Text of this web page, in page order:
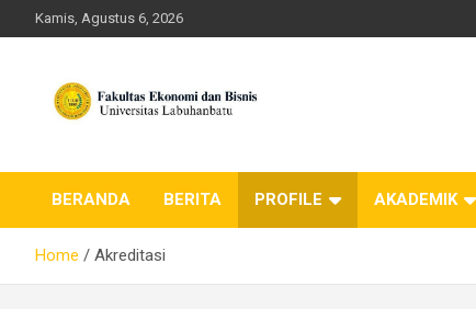
to
Kamis, Agustus 6, 2026
FEB ULB – Universitas
Labuhanbatu
BERANDA BERITA PROFILE AKADEMIK
Home Akreditasi